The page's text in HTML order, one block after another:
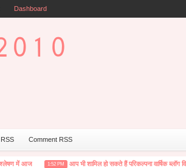
Dashboard
Comment RSS
आज 1:52 PM आप भी शामिल हो सकते हैं परिकल्पना वार्षिक ब्लॉग विश्लेषण में